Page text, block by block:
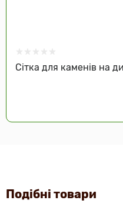
Сітка для каменів на
Подібні товари